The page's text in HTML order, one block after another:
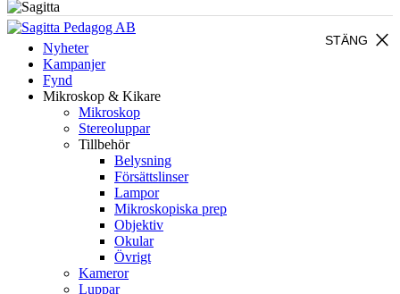
close
STÄNG
Nyheter
Kampanjer
Fynd
Mikroskop & Kikare
Mikroskop
Stereoluppar
Tillbehör
Belysning
Försättslinser
Lampor
Mikroskopiska prep
Objektiv
Okular
Övrigt
Kameror
Luppar